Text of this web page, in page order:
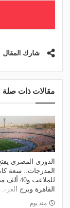
شارك المقال
مقالات ذات صلة
الدوري المصري
المدرجات.. سعة
للملاعب
القاهرة وبرج العرب
منذ يوم